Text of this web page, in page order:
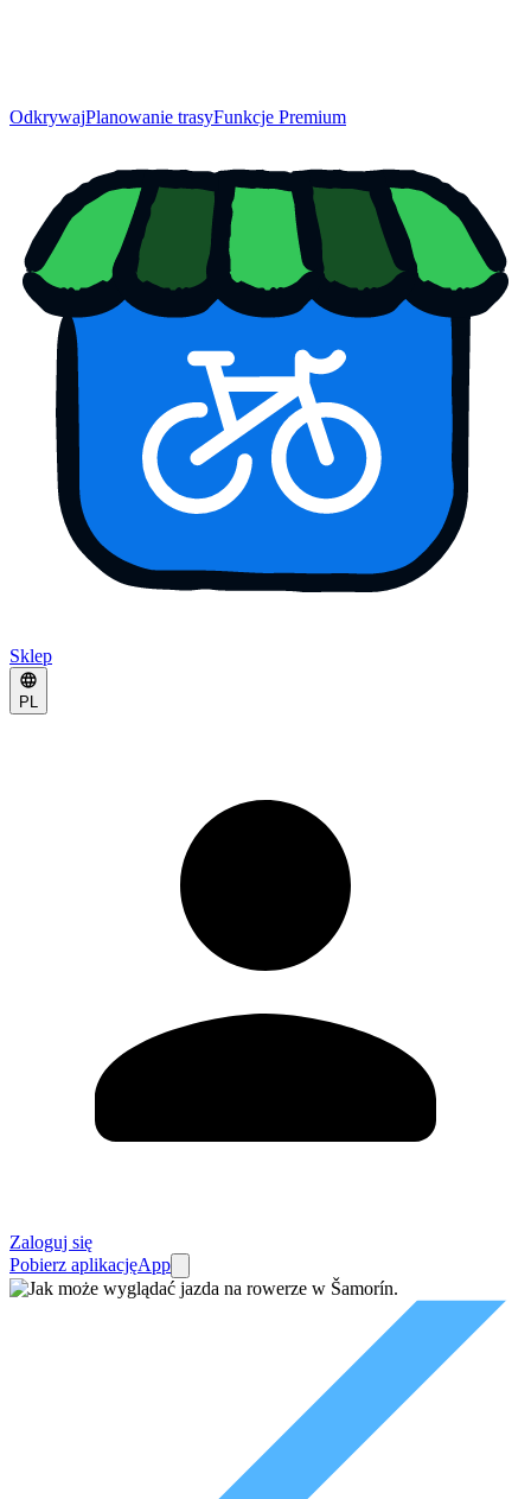
OdkrywajPlanowanie trasyFunkcje Premium
Sklep
PL
Zaloguj się
Pobierz aplikacjęApp